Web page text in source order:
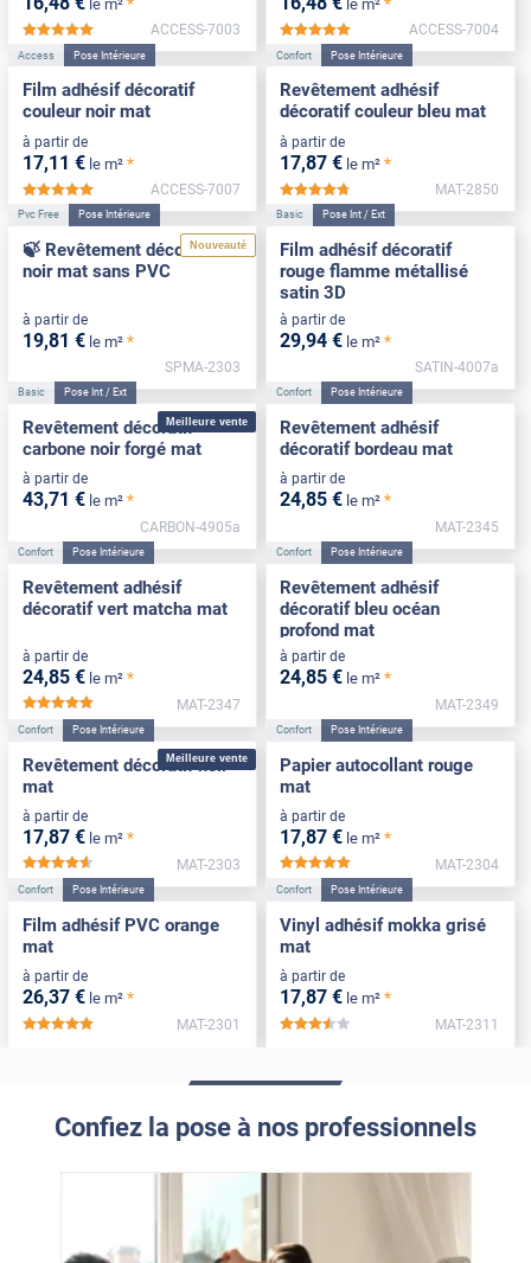
le m²
*****
ACCESS-7003
le m²
ACCESS-7004
Access Pose Intérieure
Film adhésif décoratif
couleur noir mat
à partir de
17,11 € le m² *
*****
ACCESS-7007
Confort Pose Intérieure
Revêtement adhésif
décoratif couleur bleu mat
à partir de
17,87 € le m² *
*****
MAT-2850
Nouveauté
Pvc Free Pose Intérieure
🍃 Revêtement décoratif
noir mat sans PVC
à partir de
19,81 € le m² *
SPMA-2303
Basic Pose Int / Ext
Film adhésif décoratif
rouge flamme métallisé
satin 3D
à partir de
29,94 € le m² *
SATIN-4007a
Meilleure vente
Basic Pose Int / Ext
Revêtement décoratif
carbone noir forgé mat
à partir de
43,71 € le m² *
CARBON-4905a
Confort Pose Intérieure
Revêtement adhésif
décoratif bordeau mat
à partir de
24,85 € le m² *
MAT-2345
Confort Pose Intérieure
Revêtement adhésif
décoratif vert matcha mat
à partir de
24,85 € le m² *
MAT-2347
Confort Pose Intérieure
Revêtement adhésif
décoratif bleu océan
profond mat
à partir de
24,85 € le m² *
MAT-2349
Meilleure vente
Confort Pose Intérieure
Revêtement décoratif noir
mat
à partir de
17,87 € le m² *
*****
MAT-2303
Confort Pose Intérieure
Papier autocollant rouge
mat
à partir de
17,87 € le m² *
MAT-2304
Confort Pose Intérieure
Film adhésif PVC orange
mat
à partir de
26,37 € le m² *
*****
MAT-2301
Confort Pose Intérieure
Vinyl adhésif mokka grisé
mat
à partir de
17,87 € le m² *
*****
MAT-2311
Confiez la pose à nos professionnels